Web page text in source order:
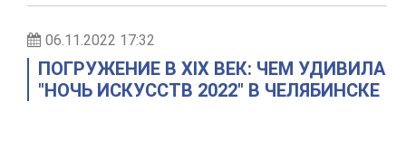
06.11.2022 17:32
ПОГРУЖЕНИЕ В XIX ВЕК: ЧЕМ УДИВИЛА
"НОЧЬ ИСКУССТВ 2022" В ЧЕЛЯБИНСКЕ